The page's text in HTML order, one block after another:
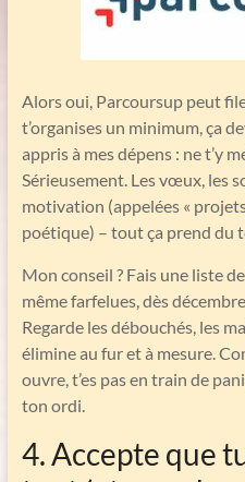
Alors oui, Parcoursup peut
t’organises un minimum, ça
appris à mes dépens : ne t’y
Sérieusement. Les vœux, les
motivation (appelées «
poétique) – tout ça prend du
Mon conseil ? Fais une liste
même farfelues, dès
Regarde les débouchés, les
élimine au fur et à mesure.
ouvre, t’es pas en train de
ton ordi.
4. Accepte que